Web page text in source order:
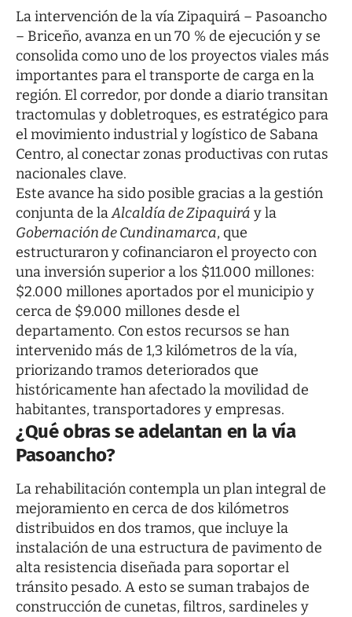
La intervención de la vía Zipaquirá – Pasoancho
– Briceño, avanza en un 70 % de ejecución y se
consolida como uno de los proyectos viales más
importantes para el transporte de carga en la
región. El corredor, por donde a diario transitan
tractomulas y dobletroques, es estratégico para
el movimiento industrial y logístico de Sabana
Centro, al conectar zonas productivas con rutas
nacionales clave.
Este avance ha sido posible gracias a la gestión
conjunta de laAlcaldía de Zipaquirá y la
Gobernación de Cundinamarca, que
estructuraron y cofinanciaron el proyecto con
una inversión superior a los $11.000 millones:
$2.000 millones aportados por el municipio y
cerca de $9.000 millones desde el
departamento. Con estos recursos se han
intervenido más de 1,3 kilómetros de la vía,
priorizando tramos deteriorados que
históricamente han afectado la movilidad de
habitantes, transportadores y empresas.
¿Qué obras se adelantan en la vía
Pasoancho?
La rehabilitación contempla un plan integral de
mejoramiento en cerca de dos kilómetros
distribuidos en dos tramos, que incluye la
instalación de una estructura de pavimento de
alta resistencia diseñada para soportar el
tránsito pesado. A esto se suman trabajos de
construcción de cunetas, filtros, sardineles y